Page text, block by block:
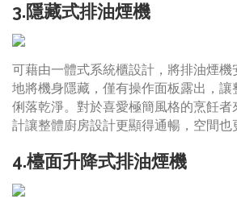
3.隱藏式排油煙機
可藉由一體式系統櫃設計，將排油煙機
地將機身隱藏，僅有操作面板露出，
俐落乾淨。對於喜愛極簡風格的烹飪者
計讓整體廚房設計更顯得通暢，空間也
4.檯面升降式排油煙機